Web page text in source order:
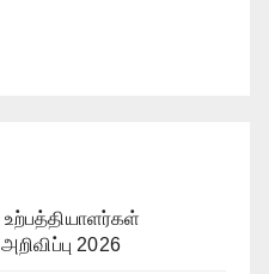
உற்பத்தியாளர்கள்
2026